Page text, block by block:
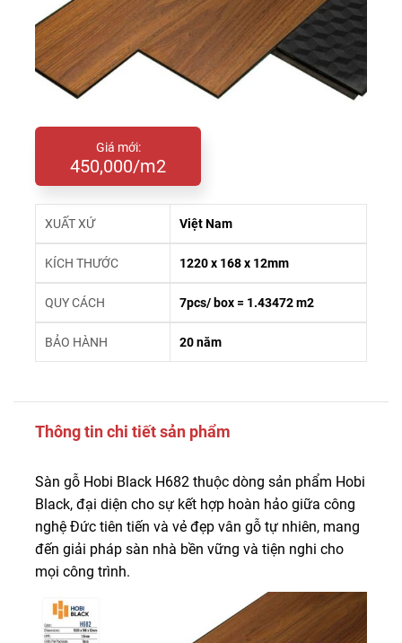
Giá mới:
450,000/m2
XUẤT XỨ Việt Nam
KÍCH THƯỚC 1220 x 168 x 12mm
QUY CÁCH 7pcs/ box = 1.43472 m2
BẢO HÀNH 20 năm
Thông tin chi tiết sản phẩm
Sàn gỗ Hobi Black H682 thuộc dòng sản phẩm Hobi
Black, đại diện cho sự kết hợp hoàn hảo giữa công
nghệ Đức tiên tiến và vẻ đẹp vân gỗ tự nhiên, mang
đến giải pháp sàn nhà bền vững và tiện nghi cho
mọi công trình.